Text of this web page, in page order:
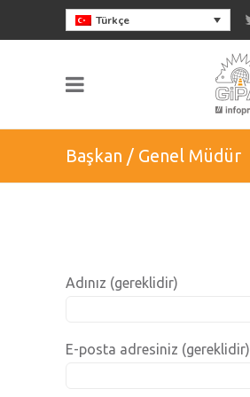
Türkçe
Başkan / Genel Müdür
Adınız (gereklidir)
E-posta adresiniz (gereklidir)